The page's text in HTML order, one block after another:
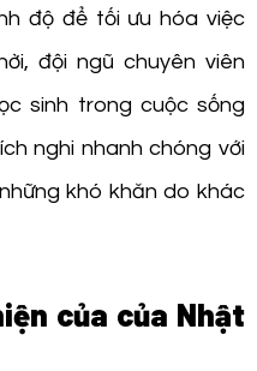
độ để tối ưu hóa việc
đội ngũ chuyên viên
sinh trong cuộc sống
nghi nhanh chóng với
khó khăn do khác
của của Nhật